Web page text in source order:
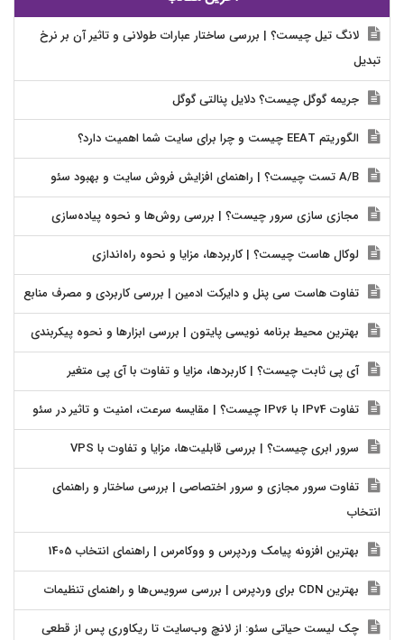
لانگ تیل چیست؟ | بررسی ساختار عبارات طولانی و تاثیر آن بر نرخ
تبدیل
جریمه گوگل چیست؟ دلایل پنالتی گوگل
الگوریتم EEAT چیست و چرا برای سایت شما اهمیت دارد؟
مجازی سازی سرور چیست؟ | بررسی روش‌ها و نحوه پیاده‌سازی
لوکال هاست چیست؟ | کاربردها، مزایا و نحوه راه‌اندازی
تفاوت هاست سی پنل و دایرکت ادمین | بررسی کاربردی و مصرف منابع
بهترین محیط برنامه نویسی پایتون | بررسی ابزارها و نحوه پیکربندی
آی پی ثابت چیست؟ | کاربردها، مزایا و تفاوت با آی پی متغیر
تفاوت IPv4 با IPv6 چیست؟ | مقایسه سرعت، امنیت و تاثیر در سئو
سرور ابری چیست؟ | بررسی قابلیت‌ها، مزایا و تفاوت با VPS
تفاوت سرور مجازی و سرور اختصاصی | بررسی ساختار و راهنمای
انتخاب
بهترین افزونه پیامک وردپرس و ووکامرس | راهنمای انتخاب 1405
بهترین CDN برای وردپرس | بررسی سرویس‌ها و راهنمای تنظیمات
چک لیست حیاتی سئو: از لانچ وب‌سایت تا ریکاوری پس از قطعی